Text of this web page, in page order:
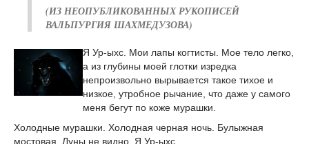
(ИЗ НЕОПУБЛИКОВАННЫХ РУКОПИСЕЙ
ВАЛЬПУРГИЯ ШАХМЕДУЗОВА)
Я Ур-ыхс. Мои лапы когтисты. Мое тело легко,
а из глубины моей глотки изредка
непроизвольно вырывается такое тихое и
низкое, утробное рычание, что даже у самого
меня бегут по коже мурашки.
Холодные мурашки. Холодная черная ночь. Булыжная
мостовая. Луны не видно. Я Ур-ыхс.